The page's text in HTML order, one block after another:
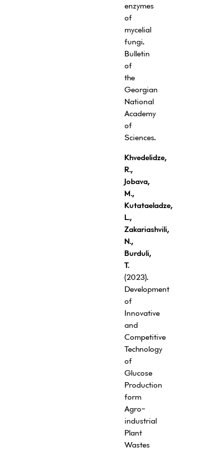
enzymes
of
mycelial
fungi.
Bulletin
of
the
Georgian
National
Academy
of
Sciences.
Khvedelidze,
R.,
Jobava,
M.,
Kutataeladze,
L.,
Zakariashvili,
N.,
Burduli,
T.
(2023).
Development
of
Innovative
and
Competitive
Technology
of
Glucose
Production
form
Agro-
industrial
Plant
Wastes